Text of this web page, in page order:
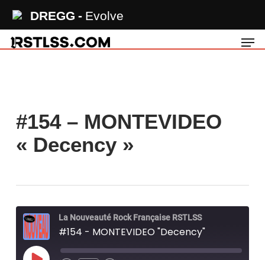
DREGG Evolve
main
#154 – MONTEVIDEO
« Decency »
La Nouveauté Rock Française RSTLSS
#154 - MONTEVIDEO "Decency"